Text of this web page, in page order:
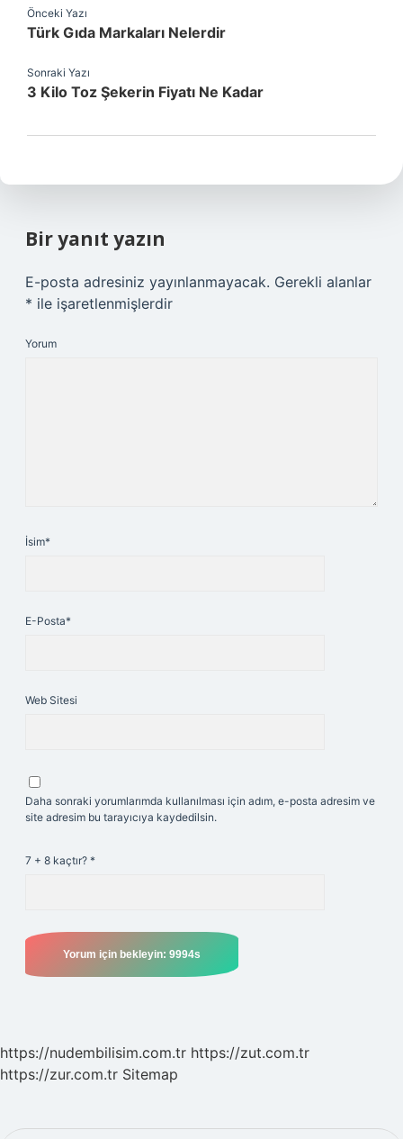
Önceki Yazı
Türk Gıda Markaları Nelerdir
Sonraki Yazı
3 Kilo Toz Şekerin Fiyatı Ne Kadar
Bir yanıt yazın
E-posta adresiniz yayınlanmayacak. Gerekli alanlar
* ile işaretlenmişlerdir
Yorum
İsim*
E-Posta*
Web Sitesi
Daha sonraki yorumlarımda kullanılması için adım, e-posta adresim ve
site adresim bu tarayıcıya kaydedilsin.
7 + 8 kaçtır? *
https://nudembilisim.com.tr https://zut.com.tr
https://zur.com.tr Sitemap